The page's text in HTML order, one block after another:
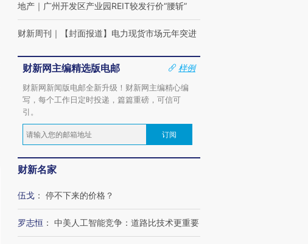
地产 ｜ 广州开发区产业园REIT较发行价“腰斩”
财新周刊 ｜ 【封面报道】电力现货市场元年突进
财新网主编精选版电邮
样例
财新网新闻版电邮全新升级！财新网主编精心编
写，每个工作日定时投递，篇篇重磅，可信可
引。
订阅
财新名家
伍戈 ： 停不下来的价格？
罗志恒 ： 中美人工智能竞争：道路比技术更重要